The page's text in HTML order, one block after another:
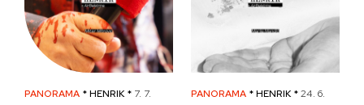
PANORAMA * HENRIK * 7. 7.
PANORAMA * HENRIK *24. 6.